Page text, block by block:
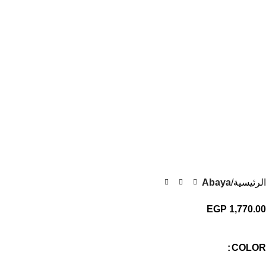
الرئيسية Abaya
EGP 1,770.00
COLOR